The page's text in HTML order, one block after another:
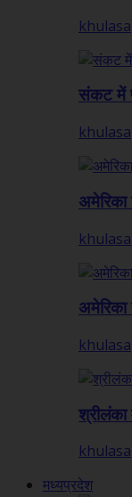
संकट में
अमेरिका
श्रीलंका
मध्यप्रदेश